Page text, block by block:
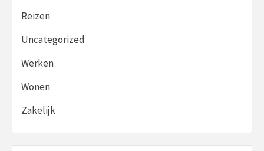
Reizen
Uncategorized
Werken
Wonen
Zakelijk